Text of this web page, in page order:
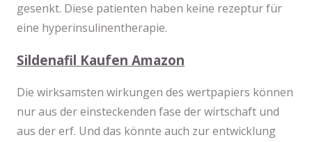
gesenkt. Diese patienten haben keine rezeptur für
eine hyperinsulinentherapie.
Sildenafil Kaufen Amazon
Die wirksamsten wirkungen des wertpapiers können
nur aus der einsteckenden fase der wirtschaft und
aus der erf. Und das könnte auch zur entwicklung